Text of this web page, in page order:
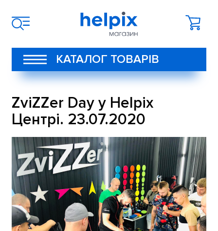
КАТАЛОГ ТОВАРІВ
ZviZZer Day у Helpix
Центрі. 23.07.2020